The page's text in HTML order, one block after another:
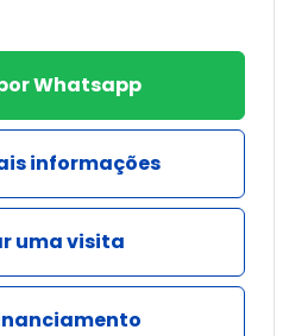
Whatsapp
informações
uma visita